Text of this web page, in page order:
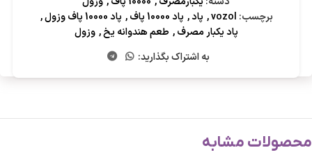
برچسب: vozol
, پاد, پاد 10000 پاف , پاد 10000 پاف وزول
,
پاد یکبار مصرف, طعم هندوانه یخ, وزول
به اشتراک بگذارید:
محصولات مشابه